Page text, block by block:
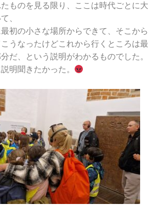
ものを見る限り、ここは時代ごとに大
、
初の小さな場所からできて、そこから
うなったけどこれから行くところは最
だ、という説明がわかるものでした。
明聞きたかった。